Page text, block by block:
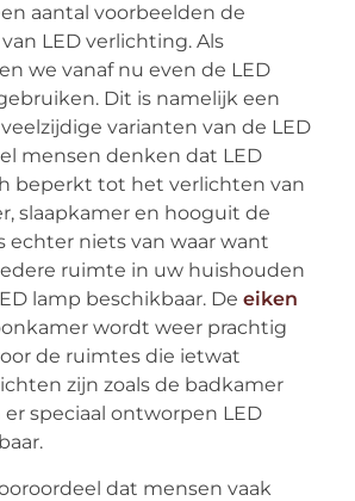
aantal voorbeelden de
LED verlichting. Als
we vanaf nu even de LED
Dit is namelijk een
varianten van de LED
mensen denken dat LED
beperkt tot het verlichten van
slaapkamer en hooguit de
echter niets van waar want
ruimte in uw huishouden
lamp beschikbaar. De eiken
wordt weer prachtig
de ruimtes die ietwat
zijn zoals de badkamer
speciaal ontworpen LED
dat mensen vaak